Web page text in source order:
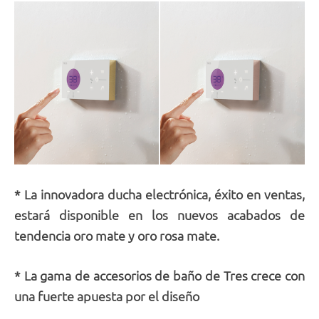
* La innovadora ducha electrónica, éxito en ventas,
estará disponible en los nuevos acabados de
tendencia oro mate y oro rosa mate.
* La gama de accesorios de baño de Tres crece con
una fuerte apuesta por el diseño